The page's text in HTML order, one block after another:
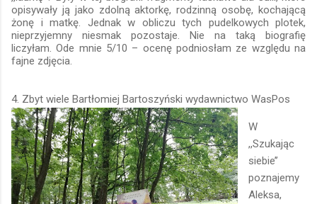
opisywały ją jako zdolną aktorkę, rodzinną osobę, kochającą
żonę i matkę. Jednak w obliczu tych pudelkowych plotek,
nieprzyjemny niesmak pozostaje. Nie na taką biografię
liczyłam. Ode mnie 5/10 – ocenę podniosłam ze względu na
fajne zdjęcia.
4. Zbyt wiele Bartłomiej Bartoszyński wydawnictwo WasPos
W
,,Szukając
siebie’’
poznajemy
Aleksa,